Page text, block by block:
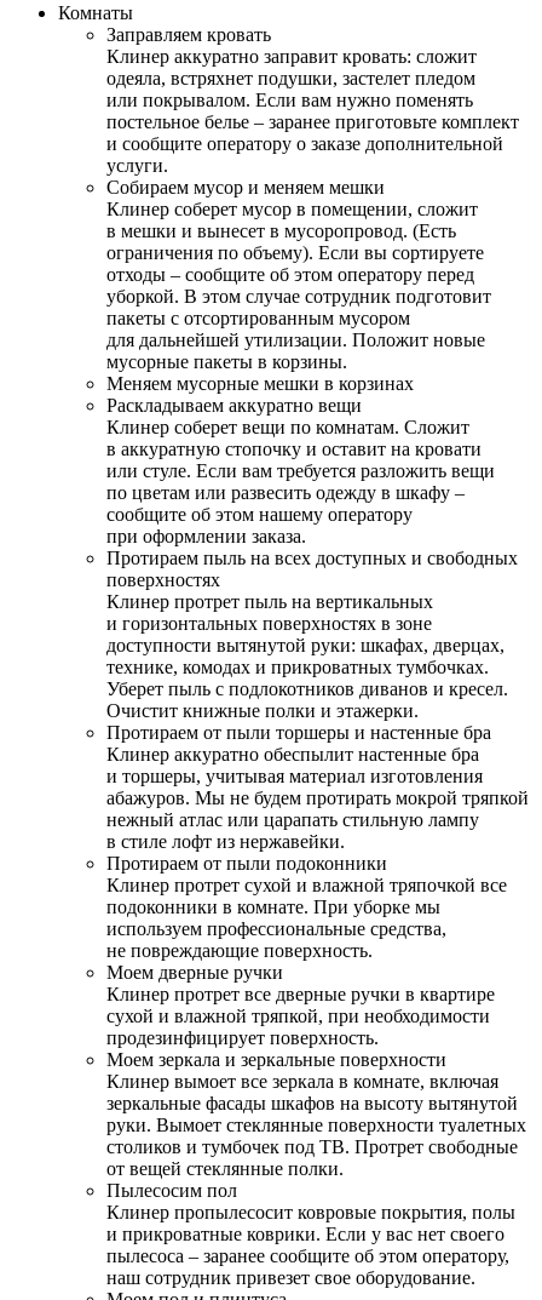
Комнаты
Заправляем кровать
Клинер аккуратно заправит кровать: сложит
одеяла, встряхнет подушки, застелет пледом
или покрывалом. Если вам нужно поменять
постельное белье – заранее приготовьте комплект
и сообщите оператору о заказе дополнительной
услуги.
Собираем мусор и меняем мешки
Клинер соберет мусор в помещении, сложит
в мешки и вынесет в мусоропровод. (Есть
ограничения по объему). Если вы сортируете
отходы – сообщите об этом оператору перед
уборкой. В этом случае сотрудник подготовит
пакеты с отсортированным мусором
для дальнейшей утилизации. Положит новые
мусорные пакеты в корзины.
Меняем мусорные мешки в корзинах
Раскладываем аккуратно вещи
Клинер соберет вещи по комнатам. Сложит
в аккуратную стопочку и оставит на кровати
или стуле. Если вам требуется разложить вещи
по цветам или развесить одежду в шкафу –
сообщите об этом нашему оператору
при оформлении заказа.
Протираем пыль на всех доступных и свободных
поверхностях
Клинер протрет пыль на вертикальных
и горизонтальных поверхностях в зоне
доступности вытянутой руки: шкафах, дверцах,
технике, комодах и прикроватных тумбочках.
Уберет пыль с подлокотников диванов и кресел.
Очистит книжные полки и этажерки.
Протираем от пыли торшеры и настенные бра
Клинер аккуратно обеспылит настенные бра
и торшеры, учитывая материал изготовления
абажуров. Мы не будем протирать мокрой тряпкой
нежный атлас или царапать стильную лампу
в стиле лофт из нержавейки.
Протираем от пыли подоконники
Клинер протрет сухой и влажной тряпочкой все
подоконники в комнате. При уборке мы
используем профессиональные средства,
не повреждающие поверхность.
Моем дверные ручки
Клинер протрет все дверные ручки в квартире
сухой и влажной тряпкой, при необходимости
продезинфицирует поверхность.
Моем зеркала и зеркальные поверхности
Клинер вымоет все зеркала в комнате, включая
зеркальные фасады шкафов на высоту вытянутой
руки. Вымоет стеклянные поверхности туалетных
столиков и тумбочек под ТВ. Протрет свободные
от вещей стеклянные полки.
Пылесосим пол
Клинер пропылесосит ковровые покрытия, полы
и прикроватные коврики. Если у вас нет своего
пылесоса – заранее сообщите об этом оператору,
наш сотрудник привезет свое оборудование.